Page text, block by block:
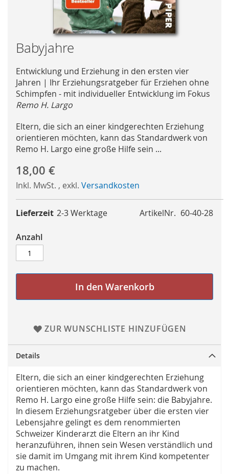
Skip
to
the
beginning
of
the
images
gallery
Babyjahre
Entwicklung und Erziehung in den ersten vier
Jahren | Ihr Erziehungsratgeber für Erziehen ohne
Schimpfen - mit individueller Entwicklung im Fokus
Remo H. Largo
Eltern, die sich an einer kindgerechten Erziehung
orientieren möchten, kann das Standardwerk von
Remo H. Largo eine große Hilfe sein ...
18,00 €
Inkl. MwSt. , exkl. Versandkosten
ArtikelNr. 60-40-28
Lieferzeit 2-3 Werktage
Anzahl
In den Warenkorb
ZUR WUNSCHLISTE HINZUFÜGEN
Details
Eltern, die sich an einer kindgerechten Erziehung
orientieren möchten, kann das Standardwerk von
Remo H. Largo eine große Hilfe sein: die Babyjahre.
In diesem Erziehungsratgeber über die ersten vier
Lebensjahre gelingt es dem renommierten
Schweizer Kinderarzt die Eltern an ihr Kind
heranzuführen, ihnen sein Wesen verständlich und
sie damit im Umgang mit ihrem Kind kompetenter
zu machen.